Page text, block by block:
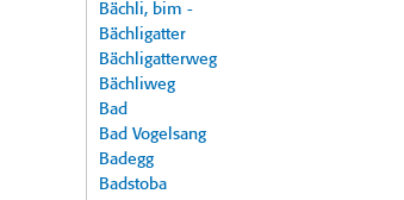
Bächli, bim -
Bächligatter
Bächligatterweg
Bächliweg
Bad
Bad Vogelsang
Badegg
Badstoba